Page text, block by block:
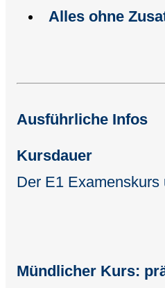
Alles ohne
Ausführliche Infos
Kursdauer
Der E1
Mündlicher Kurs: